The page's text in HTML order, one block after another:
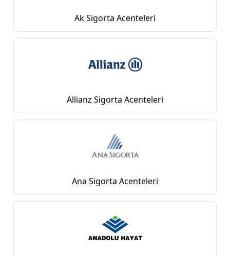
Ak Sigorta Acenteleri
Allianz Sigorta Acenteleri
Ana Sigorta Acenteleri